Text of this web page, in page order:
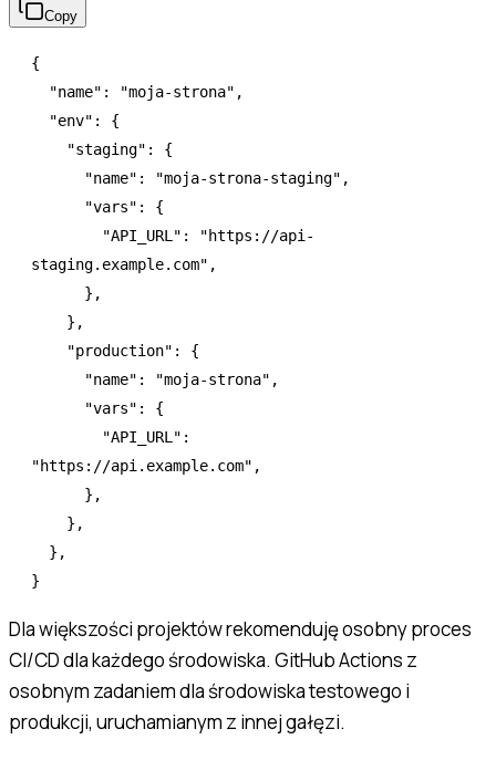
Copy
{
  "name"
: "moja-strona" ,
  "env"
:
{
    "staging"
:
{
      "name"
: "moja-strona-staging" ,
      "vars"
:
{
        "API_URL"
:
"https://api-
staging.example.com" ,
      }
,
    }
,
    "production"
:
{
      "name"
: "moja-strona" ,
      "vars"
:
{
        "API_URL"
:
"https://api.example.com" ,
      }
,
    }
,
  }
,
}
Dla większości projektów rekomenduję osobny proces
CI/CD dla każdego środowiska. GitHub Actions z
osobnym zadaniem dla środowiska testowego i
produkcji, uruchamianym z innej gałęzi.